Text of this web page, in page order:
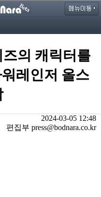
의 캐릭터를
레인저 올스
2024-03-05 12:48
편집부 press@bodnara.co.kr